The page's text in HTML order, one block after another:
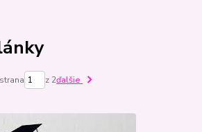
strana z 2ďalšie